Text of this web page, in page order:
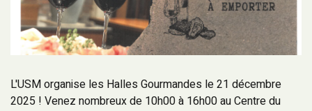
L'USM organise les Halles Gourmandes le 21 décembre
2025 ! Venez nombreux de 10h00 à 16h00 au Centre du